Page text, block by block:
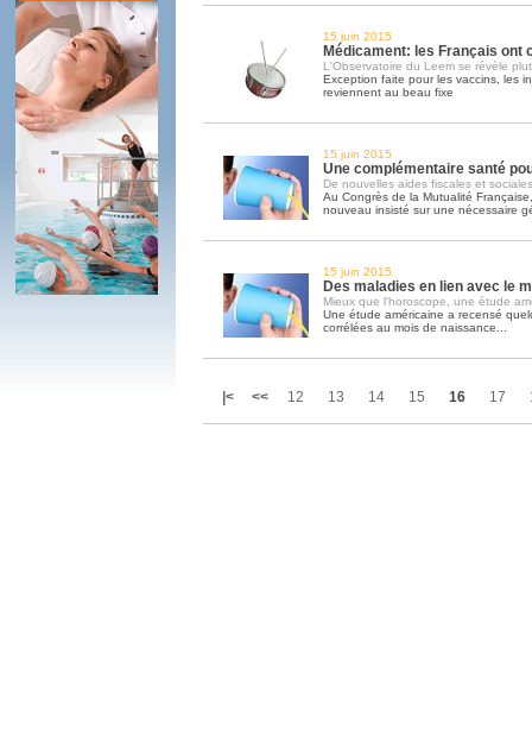
15 juin 2015
Médicament: les Français ont
L'Observatoire du Leem se révèle
Exception faite pour les vaccins, les
reviennent au beau fixe
15 juin 2015
Une complémentaire santé
De nouvelles aides fiscales et
Au Congrès de la Mutualité
nouveau insisté sur une nécessaire
15 juin 2015
Des maladies en lien avec le
Mieux que l'horoscope, une étude
Une étude américaine a recensé
corrélées au mois de naissance...
|< << 12 13 14 15 16 17